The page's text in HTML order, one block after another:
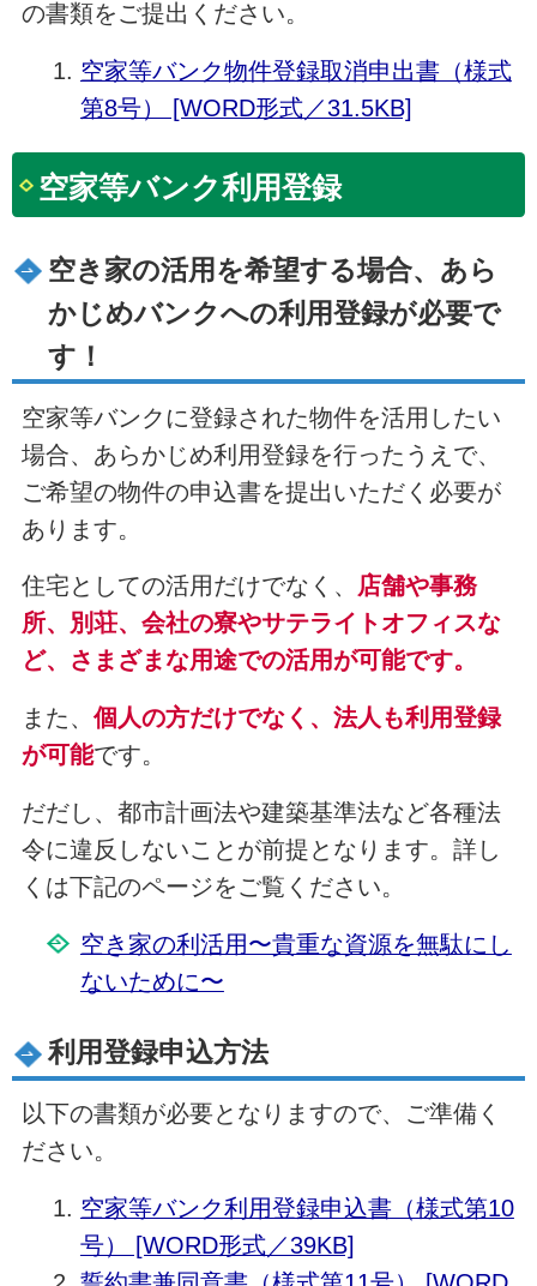
の書類をご提出ください。
空家等バンク物件登録取消申出書（様式
第8号） [WORD形式／31.5KB]
空家等バンク利用登録
空き家の活用を希望する場合、あら
かじめバンクへの利用登録が必要で
す！
空家等バンクに登録された物件を活用したい
場合、あらかじめ利用登録を行ったうえで、
ご希望の物件の申込書を提出いただく必要が
あります。
住宅としての活用だけでなく、 店舗や事務
所、別荘、会社の寮やサテライトオフィスな
ど、さまざまな用途での活用が可能です。
また、 個人の方だけでなく、法人も利用登録
が可能です。
だだし、都市計画法や建築基準法など各種法
令に違反しないことが前提となります。詳し
くは下記のページをご覧ください。
空き家の利活用〜貴重な資源を無駄にし
ないために〜
利用登録申込方法
以下の書類が必要となりますので、ご準備く
ださい。
空家等バンク利用登録申込書（様式第10
号） [WORD形式／39KB]